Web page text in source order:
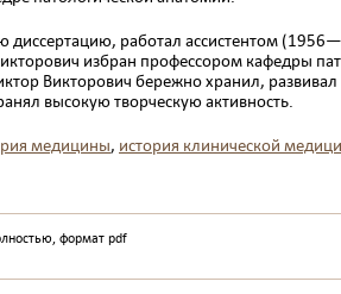
диссертацию, работал асси­стентом
избран профессором кафедры
Вик­торович бережно хранил,
высокую творческую активность.
медицины, история клинической
формат pdf